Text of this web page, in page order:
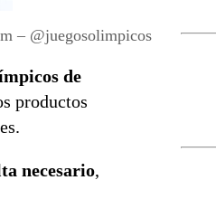
– @juegosolimpicos
de
productos
necesario,